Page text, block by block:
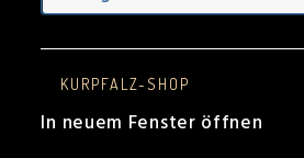
KURPFALZ-SHOP
In neuem Fenster öffnen